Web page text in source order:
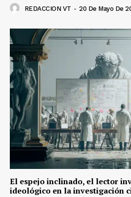
REDACCION VT - 20 De Mayo De
El espejo inclinado, el lector
ideológico en la investigación